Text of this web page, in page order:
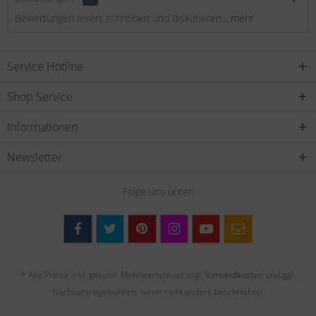
Bewertungen lesen, schreiben und diskutieren... mehr
Service Hotline
Shop Service
Informationen
Newsletter
Folge uns unter:
* Alle Preise inkl. gesetzl. Mehrwertsteuer zzgl. Versandkosten und ggf.
Nachnahmegebühren, wenn nicht anders beschrieben.